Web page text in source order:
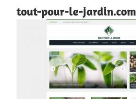
tout-pour-le-jardin.com